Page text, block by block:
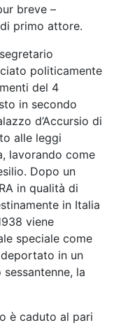
breve –
primo attore.
politicamente
del 4
in secondo
d’Accursio di
alle leggi
lavorando come
Dopo un
in qualità di
in Italia
viene
speciale come
in un
la
è caduto al pari